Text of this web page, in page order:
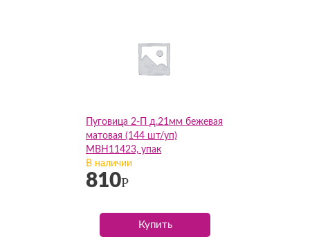
Пуговица 2-П д.21мм бежевая
матовая (144 шт/уп)
МВH11423, упак
В наличии
810Р
Купить